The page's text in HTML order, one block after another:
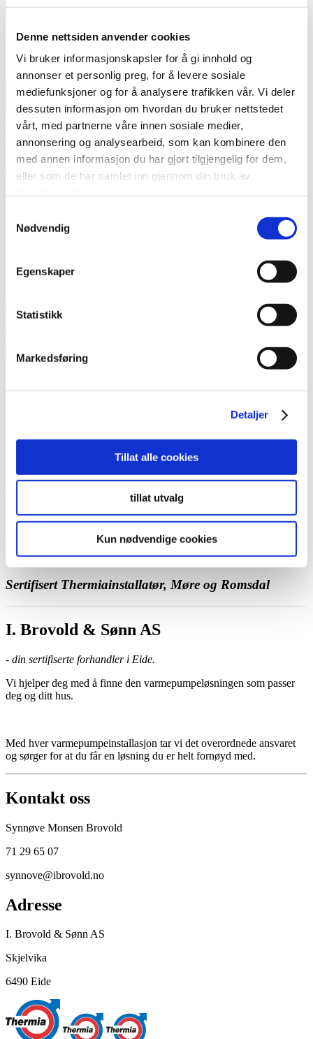
Denne nettsiden anvender cookies
Vi bruker informasjonskapsler for å gi innhold og
annonser et personlig preg, for å levere sosiale
mediefunksjoner og for å analysere trafikken vår. Vi deler
dessuten informasjon om hvordan du bruker nettstedet
vårt, med partnerne våre innen sosiale medier,
annonsering og analysearbeid, som kan kombinere den
med annen informasjon du har gjort tilgjengelig for dem,
eller som de har samlet inn gjennom din bruk av
Nødvendig
Egenskaper
Statistikk
Markedsføring
Detaljer
Tillat alle cookies
tillat utvalg
Kun nødvendige cookies
Vi hjelper deg med å finne ut hvor mye du kan spare med en
varmepumpe!
godtar at Thermia registrerer min kontaktinformasjon vedr. min
henvendelse. * Les mer om hvordan Thermia håndterer dine
personopplysninger. .
Takk! Vi kommer tilbake snart.
Ring oss hvis du har spørsmål.
Be om et tilbud
Ring oss
Snakk med en ekspert
I. Brovold & Sønn AS
Sertifisert Thermiainstallatør, Møre og Romsdal
I. Brovold & Sønn AS
- din sertifiserte forhandler i Eide.
Vi hjelper deg med å finne den varmepumpeløsningen som passer
deg og ditt hus.
Med hver varmepumpeinstallasjon tar vi det overordnede ansvaret
og sørger for at du får en løsning du er helt fornøyd med.
Kontakt oss
Synnøve Monsen Brovold
71 29 65 07
synnove@ibrovold.no
Adresse
I. Brovold & Sønn AS
Skjelvika
6490 Eide